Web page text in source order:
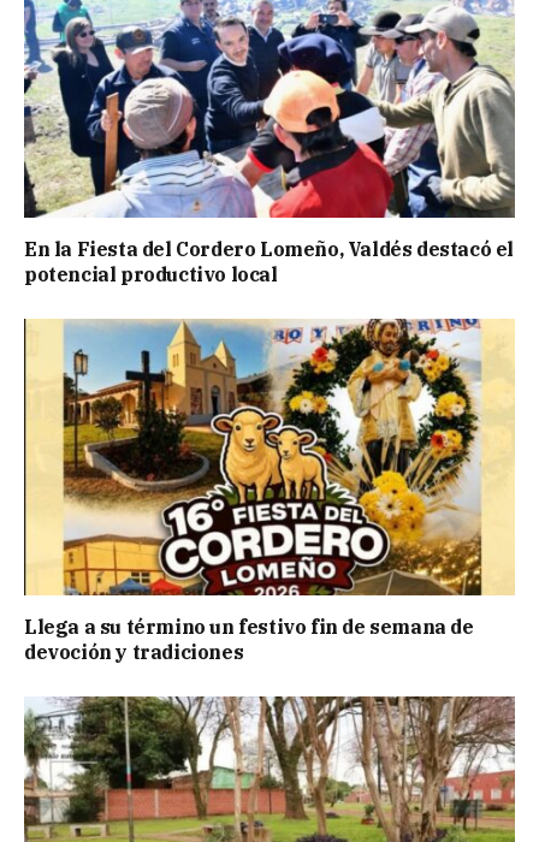
En la Fiesta del Cordero Lomeño, Valdés destacó el
potencial productivo local
Llega a su término un festivo fin de semana de
devoción y tradiciones